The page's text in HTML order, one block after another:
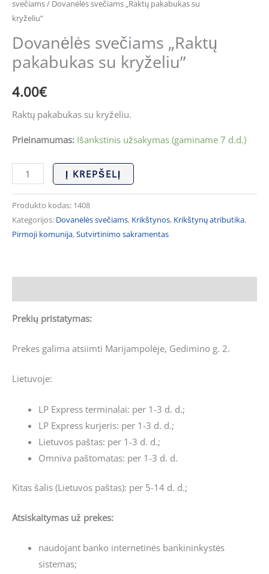
svečiams/ Dovanėlės svečiams „Raktų pakabukas su
kryželiu”
Dovanėlės svečiams „Raktų
pakabukas su kryželiu”
4.00€
Raktų pakabukas su kryželiu.
Prieinamumas: Išankstinis užsakymas (gaminame 7 d.d.)
Į KREPŠELĮ
Produkto kodas: 1408
Kategorijos: Dovanėlės svečiams, Krikštynos, Krikštynų atributika,
Pirmoji komunija,Sutvirtinimo sakramentas
Prekių pristatymas:
Prekes galima atsiimti Marijampolėje, Gedimino g. 2.
Lietuvoje:
LP Express terminalai: per 1-3 d. d.;
LP Express kurjeris: per 1-3 d. d.;
Lietuvos paštas: per 1-3 d. d.;
Omniva paštomatas: per 1-3 d. d.
Kitas šalis (Lietuvos paštas): per 5-14 d. d.;
Atsiskaitymas už prekes:
naudojant banko internetinės bankininkystės
sistemas;